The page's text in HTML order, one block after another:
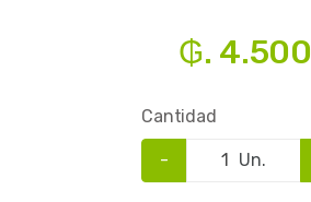
₲. 4.500
Cantidad
- Un.